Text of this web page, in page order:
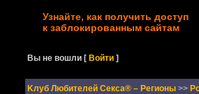
Узнайте, как получить доступ
к заблокированным сайтам
Вы не вошли [Войти ]
Kлуб Любителей Секса® – Регионы >>